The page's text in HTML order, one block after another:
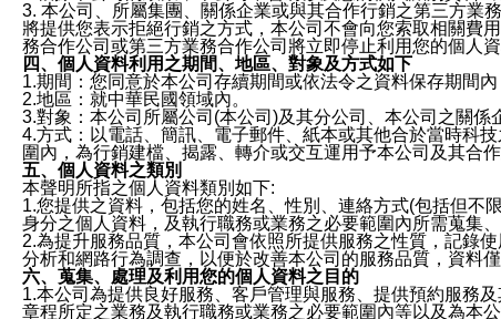
3. 本公司、所屬集團、關係企業或與其合作行銷之第三方業
將提供您表示拒絕行銷之方式，本公司不會向您索取相關費
務合作公司或第三方業務合作公司將立即停止利用您的個人資
四、個人資料利用之期間、地區、對象及方式如下
1.期間：您同意於本公司存續期間或依法令之資料保存期間
2.地區：就中華民國領域內。
3.對象：本公司所屬公司(本公司)及其分公司、本公司之關係
4.方式：以電話、簡訊、電子郵件、紙本或其他合於當時科
圍內，為行銷建檔、揭露、轉介或交互運用予本公司及其合作
五、個人資料之類別
本聲明所指之個人資料類別如下:
1.您提供之資料，包括您的姓名、性別、連絡方式(包括但不
身分之個人資料，及執行職務或業務之必要範圍內所需蒐集
2.為提升服務品質，本公司會依照所提供服務之性質，記錄
分析和網路行為調查，以便於改善本公司的服務品質，資料
六、蒐集、處理及利用您的個人資料之目的
1.本公司為提供良好服務、客戶管理與服務、提供預約服務
章程所定之業務及執行職務或業務之必要範圍內等以及為本